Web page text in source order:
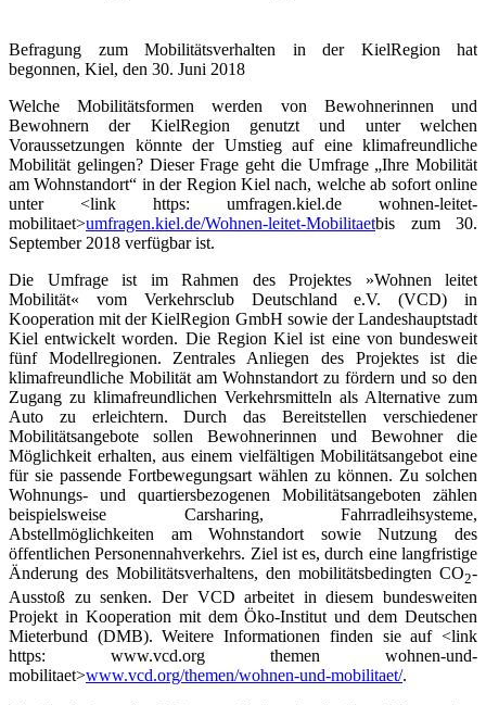
Befragung zum Mobilitätsverhalten in der KielRegion hat
begonnen, Kiel, den 30. Juni 2018
Welche Mobilitätsformen werden von Bewohnerinnen und
Bewohnern der KielRegion genutzt und unter welchen
Voraussetzungen könnte der Umstieg auf eine klimafreundliche
Mobilität gelingen? Dieser Frage geht die Umfrage „Ihre Mobilität
am Wohnstandort“ in der Region Kiel nach, welche ab sofort online
unter <link https: umfragen.kiel.de wohnen-leitet-
mobilitaet>umfragen.kiel.de/Wohnen-leitet-Mobilitaetbis zum 30.
September 2018 verfügbar ist.
Die Umfrage ist im Rahmen des Projektes »Wohnen leitet
Mobilität« vom Verkehrsclub Deutschland e.V. (VCD) in
Kooperation mit der KielRegion GmbH sowie der Landeshauptstadt
Kiel entwickelt worden. Die Region Kiel ist eine von bundesweit
fünf Modellregionen. Zentrales Anliegen des Projektes ist die
klimafreundliche Mobilität am Wohnstandort zu fördern und so den
Zugang zu klimafreundlichen Verkehrsmitteln als Alternative zum
Auto zu erleichtern. Durch das Bereitstellen verschiedener
Mobilitätsangebote sollen Bewohnerinnen und Bewohner die
Möglichkeit erhalten, aus einem vielfältigen Mobilitätsangebot eine
für sie passende Fortbewegungsart wählen zu können. Zu solchen
Wohnungs- und quartiersbezogenen Mobilitätsangeboten zählen
beispielsweise Carsharing, Fahrradleihsysteme,
Abstellmöglichkeiten am Wohnstandort sowie Nutzung des
öffentlichen Personennahverkehrs. Ziel ist es, durch eine langfristige
Änderung des Mobilitätsverhaltens, den mobilitätsbedingten CO2-
Ausstoß zu senken. Der VCD arbeitet in diesem bundesweiten
Projekt in Kooperation mit dem Öko-Institut und dem Deutschen
Mieterbund (DMB). Weitere Informationen finden sie auf <link
https: www.vcd.org themen wohnen-und-
mobilitaet>www.vcd.org/themen/wohnen-und-mobilitaet/.